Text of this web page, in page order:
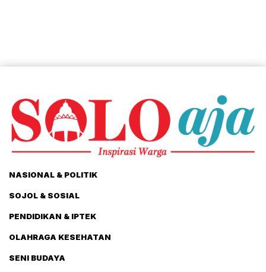
NASIONAL & POLITIK
SOJOL & SOSIAL
PENDIDIKAN & IPTEK
OLAHRAGA KESEHATAN
SENI BUDAYA